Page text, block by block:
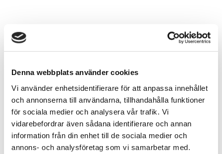
Denna webbplats använder cookies
Vi använder enhetsidentifierare för att anpassa innehållet
och annonserna till användarna, tillhandahålla funktioner
för sociala medier och analysera vår trafik. Vi
vidarebefordrar även sådana identifierare och annan
information från din enhet till de sociala medier och
annons- och analysföretag som vi samarbetar med.
Wella Welloxon 1000ml
WEL7